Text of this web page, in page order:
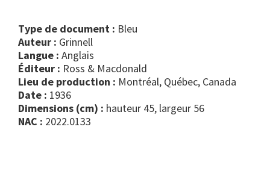
Type de document :
bleu
Auteur : Grinnell
Langue : Anglais
Éditeur : Ross & Macdonald
Lieu de production : Montréal, Québec, Canada
Date : 1936
Dimensions (cm) : hauteur 45, largeur 56
NAC : 2022.0133